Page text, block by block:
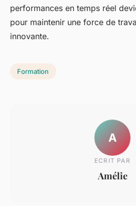
performances en temps réel
pour maintenir une force de
innovante.
Formation
A
ECRIT PAR
Amélie